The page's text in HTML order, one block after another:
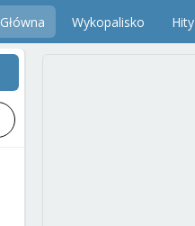
Główna Wykopalisko Hity